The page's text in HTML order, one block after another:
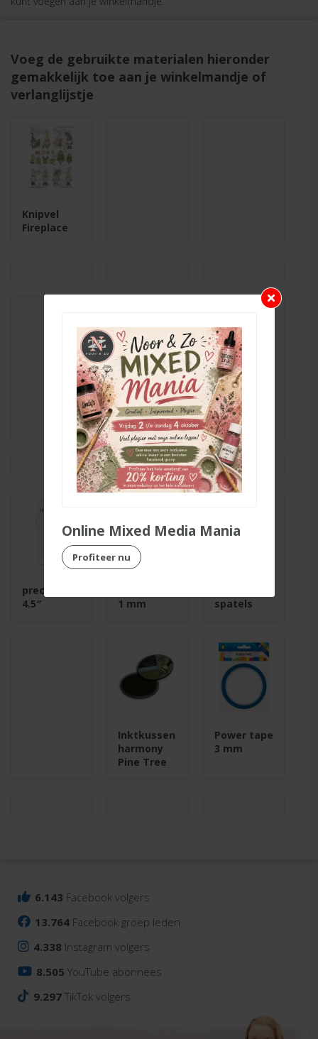
Voeg de gebruikte materialen hieronder
gemakkelijk toe aan je winkelmandje of
verlanglijstje
Knipvel
Fireplace
Paperpad
santa stop
here
precisieschaar
4.5″
1 mm
spatels
Inktkussen
harmony
Pine Tree
Power tape
3 mm
6.143 Facebook volgers
13.764 Facebook groep leden
4.338 Instagram volgers
8.505 YouTube abonnees
9.297 TikTok volgers
Online Mixed Media Mania
Profiteer nu